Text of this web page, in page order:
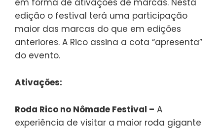
edição o festival terá uma participação
maior das marcas do que em edições
anteriores. A Rico assina a cota “apresenta”
do evento.
Ativações:
Roda Rico no Nômade Festival – A
experiência de visitar a maior roda gigante